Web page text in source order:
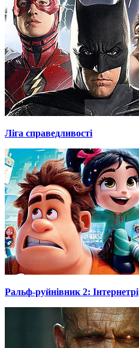
Ліга справедливості
Ральф-руйнівник 2: Інтернетрі